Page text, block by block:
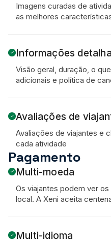
Imagens curadas de
as melhores
Informações
Visão geral, duração, o
adicionais e política de
Avaliações de
Avaliações de viajantes e
cada atividade
Pagamento
Multi-moeda
Os viajantes podem ver
local. A Xeni aceita
Multi-idioma